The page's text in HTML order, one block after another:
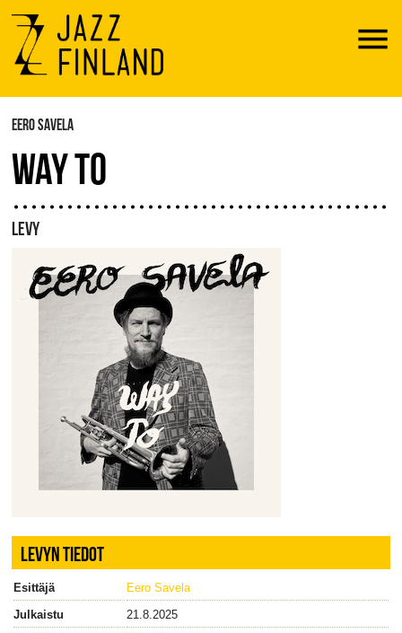
Menu
EERO SAVELA
WAY TO
LEVY
LEVYN TIEDOT
Esittäjä
Eero Savela
Julkaistu
21.8.2025